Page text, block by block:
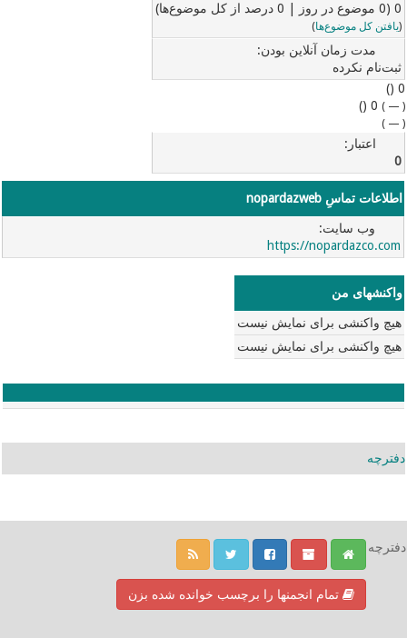
0 (0 موضوع در روز | 0 درصد از کل موضوع‌ها)
(یافتن کل موضوع‌ها)
مدت زمان آنلاین بودن:
ثبت‌نام نکرده
0 ()
(
—
)
0 ()
(
—
)
اعتبار:
0
اطلاعات تماسِ nopardazweb
وب‌ سایت:
https://nopardazco.com
واکنشهای من
هیچ واکنشی برای نمایش نیست
هیچ واکنشی برای نمایش نیست
دفترچه
دفترچه
تمام انجمنها را برچسب خوانده شده بزن